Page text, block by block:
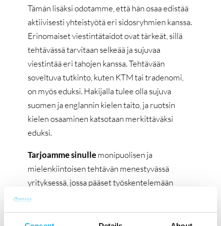
Tämän lisäksi odotamme, että hän osaa edistää
aktiivisesti yhteistyötä eri sidosryhmien kanssa.
Erinomaiset viestintätaidot ovat tärkeät, sillä
tehtävässä tarvitaan selkeää ja sujuvaa
viestintää eri tahojen kanssa. Tehtävään
soveltuva tutkinto, kuten KTM tai tradenomi,
on myös eduksi. Hakijalla tulee olla sujuva
suomen ja englannin kielen taito, ja ruotsin
kielen osaaminen katsotaan merkittäväksi
eduksi.
Tarjoamme sinullemonipuolisen ja
mielenkiintoisen tehtävän menestyvässä
yrityksessä, jossa pääset työskentelemään
tunnettujen ja suosittujen snacks-tuotteiden
parissa. Työympäristömme on erinomainen, ja
moderni toimistomme Vantaalla tarjoaa hyvät